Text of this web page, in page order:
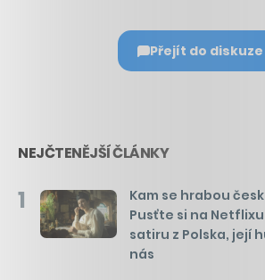
Přejít do diskuze
NEJČTENĚJŠÍ ČLÁNKY
1
Kam se hrabou
Pusťte si na
satiru z Polska, její
nás